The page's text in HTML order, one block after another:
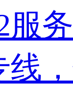
服
线